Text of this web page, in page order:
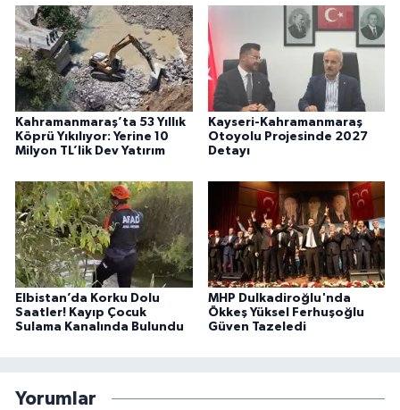
Kahramanmaraş’ta 53 Yıllık
Köprü Yıkılıyor: Yerine 10
Milyon TL’lik Dev Yatırım
Kayseri-Kahramanmaraş
Otoyolu Projesinde 2027
Detayı
Elbistan’da Korku Dolu
Saatler! Kayıp Çocuk
Sulama Kanalında Bulundu
MHP Dulkadiroğlu'nda
Ökkeş Yüksel Ferhuşoğlu
Güven Tazeledi
Yorumlar